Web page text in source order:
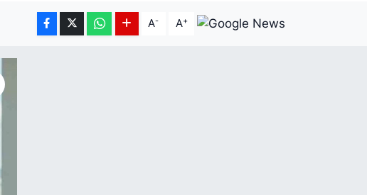
A- A+